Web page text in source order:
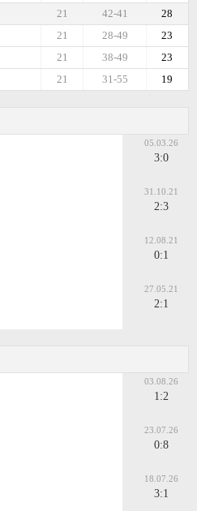
28
42-41
21
23
28-49
21
23
38-49
21
19
31-55
21
05.03.26
3:0
31.10.21
2:3
12.08.21
0:1
27.05.21
2:1
03.08.26
1:2
23.07.26
0:8
18.07.26
3:1